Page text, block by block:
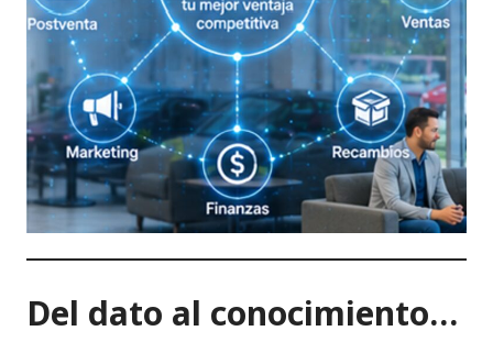
Del dato al conocimiento…